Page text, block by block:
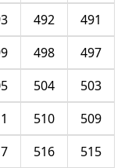
491
492
497
498
503
504
509
510
515
516